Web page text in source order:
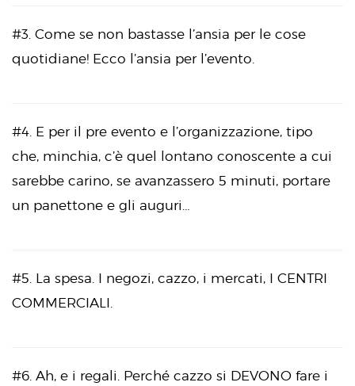
#3. Come se non bastasse l’ansia per le cose
quotidiane! Ecco l’ansia per l’evento.
#4. E per il pre evento e l’organizzazione, tipo
che, minchia, c’è quel lontano conoscente a cui
sarebbe carino, se avanzassero 5 minuti, portare
un panettone e gli auguri…
#5. La spesa. I negozi, cazzo, i mercati, I CENTRI
COMMERCIALI.
#6. Ah, e i regali. Perché cazzo si DEVONO fare i